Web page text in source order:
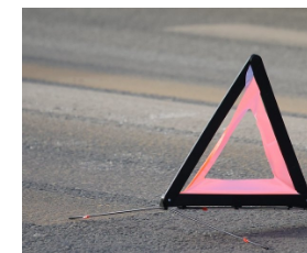
КОМУ ПРИНАДЛЕЖАТ
ТОРГОВЫЕ ЦЕНТРЫ
ТАТАРСТАНА
БЮДЖЕТ
ИНВЕСТИЦИИ
ПРОМЫШЛЕННОСТИ
АГРОПРОМ
МАШИНОСТРОЕНИЕ
НЕФТЕХИМИЯ
НЕФТЬ
НОВОСТИ НЕДВИЖИМОСТИ
АВТО
НОВОСТИ АВТО
НОВОСТИ БИЗНЕСА
РОЗНИЧНАЯ ТОРГОВЛЯ
ТЕХНОЛОГИИ
НОВОСТИ ТЕХНОЛОГИЙ
МЕРОПРИЯТИЯ